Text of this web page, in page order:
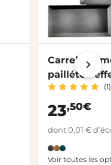
Carrelage
paillétée
(1)
23,50€
dont 0,01 €
Voir toutes les